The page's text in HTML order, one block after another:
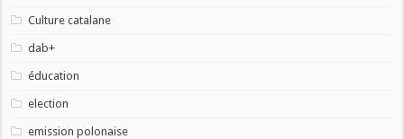
Culture catalane
dab+
éducation
election
emission polonaise